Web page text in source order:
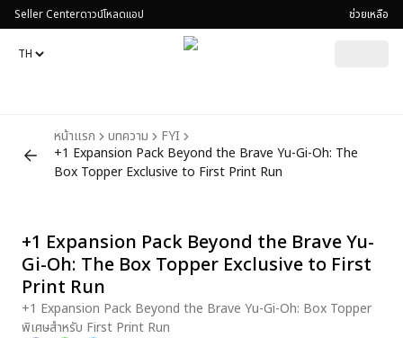
Seller Centerดาวน์โหลดแอป ช่วยเหลือ
หน้าแรก บทความ
FYI
+1 Expansion Pack Beyond the Brave Yu-Gi-Oh: The
Box Topper Exclusive to First Print Run
+1 Expansion Pack Beyond the Brave Yu-
Gi-Oh: The Box Topper Exclusive to First
Print Run
+1 Expansion Pack Beyond the Brave Yu-Gi-Oh: Box Topper
พิเศษสำหรับ First Print Run